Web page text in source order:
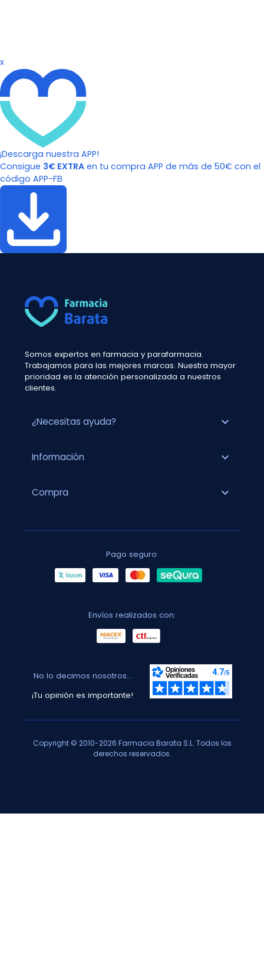
x
¡Descarga nuestra APP!
Consigue 3€ EXTRA en tu compra APP de más de 50€ con el
código APP-FB
Somos expertos en farmacia y parafarmacia.
Trabajamos para las mejores marcas. Nuestra mayor
prioridad es la atención personalizada a nuestros
clientes.
¿Necesitas ayuda? expand_more
Información expand_more
Compra expand_more
Pago seguro:
Envíos realizados con:
No lo decimos nosotros...
¡Tu opinión es importante!
Copyright © 2010-2026 Farmacia Barata S.L. Todos los
derechos reservados.